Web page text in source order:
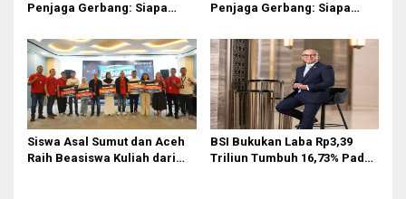
Penjaga Gerbang: Siapa
Mengendalikan Opini Publik?
Penjaga Gerbang: Siapa
Mengendalikan Opini Publik?
Siswa Asal Sumut dan Aceh
Raih Beasiswa Kuliah dari
BSI Bukukan Laba Rp3,39
Triliun Tumbuh 16,73% Pada